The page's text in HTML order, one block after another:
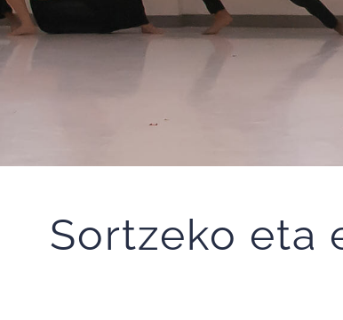
Sortzeko eta